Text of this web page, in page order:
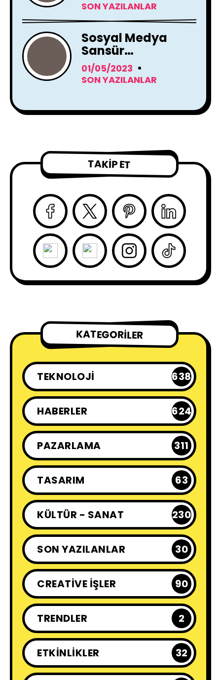
Kullanacak
SON YAZILANLAR
Sosyal Medya
Sansür
Tartışmaları
01/05/2023
SON YAZILANLAR
TAKIP ET
KATEGORILER
TEKNOLOJI 638
HABERLER 624
PAZARLAMA 311
TASARIM 63
KÜLTÜR - SANAT 230
SON YAZILANLAR 30
CREATIVE İŞLER 90
TRENDLER 2
ETKINLIKLER 32